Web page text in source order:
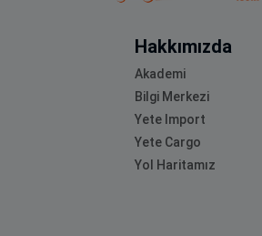
Hakkımızda
Akademi
Bilgi Merkezi
Yete Import
Yete Cargo
Yol Haritamız